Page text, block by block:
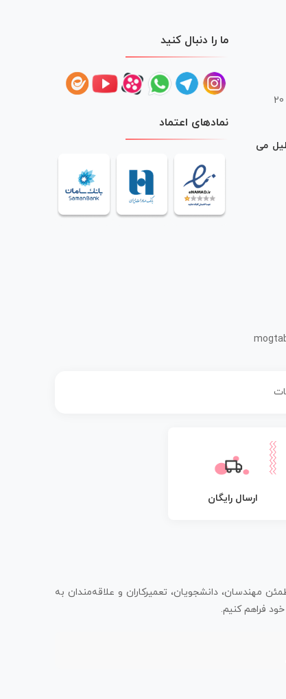
می
ما را دنبال کنید
نمادهای اعتماد
ارسال رایگان
مهندسان، دانشجویان، تعمیرکاران و علاقه‌مندان به
فراهم کنیم.